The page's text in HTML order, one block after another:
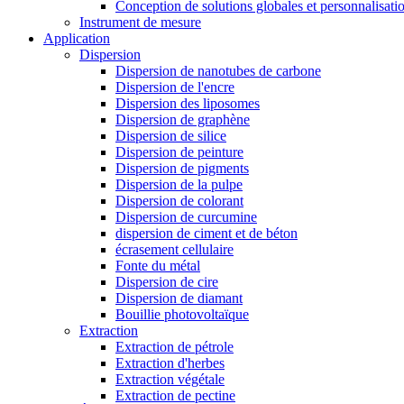
Conception de solutions globales et
Instrument de mesure
Application
Dispersion
Dispersion de nanotubes de carbone
Dispersion de l'encre
Dispersion des liposomes
Dispersion de graphène
Dispersion de silice
Dispersion de peinture
Dispersion de pigments
Dispersion de la pulpe
Dispersion de colorant
Dispersion de curcumine
dispersion de ciment et de béton
écrasement cellulaire
Fonte du métal
Dispersion de cire
Dispersion de diamant
Bouillie photovoltaïque
Extraction
Extraction de pétrole
Extraction d'herbes
Extraction végétale
Extraction de pectine